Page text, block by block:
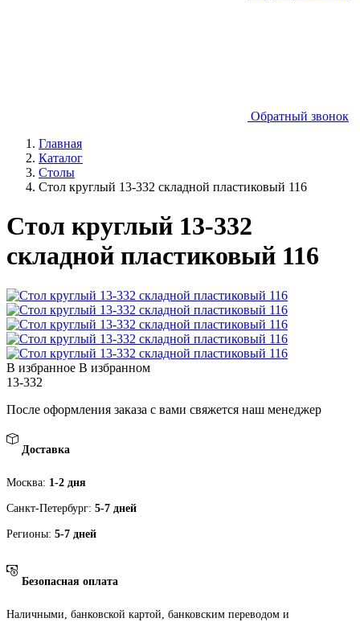
Обратный звонок
Главная
Каталог
Столы
Стол круглый 13-332 складной пластиковый 116
Стол круглый 13-332
складной пластиковый 116
В избранное В избранном
13-332
После оформления заказа с вами свяжется наш менеджер
Доставка
Москва: 1-2 дня
Санкт-Петербург: 5-7 дней
Регионы: 5-7 дней
Безопасная оплата
Наличными, банковской картой, банковским переводом и